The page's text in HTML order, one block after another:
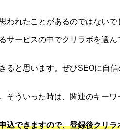
われたことがあるのではないで
サービスの中でクリラボを選
ると思います。ぜひSEOに自
そういった時は、関連のキー
込できますので、登録後クリ